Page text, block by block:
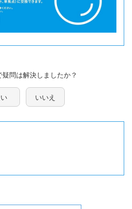
疑問は解決しましたか？
いいえ